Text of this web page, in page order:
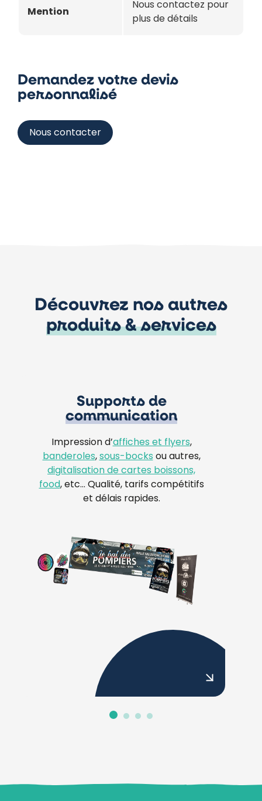
Mention
Nous contactez pour
plus de détails
Demandez votre devis
personnalisé
Nous contacter
Découvrez nos autres
produits & services
Supports de
communication
Impression d’affiches et flyers,
banderoles, sous-bocks ou autres,
digitalisation de cartes boissons,
food, etc… Qualité, tarifs compétitifs
et délais rapides.